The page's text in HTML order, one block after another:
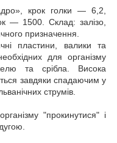
крок голки — 6,2,
— 1500. Склад: залізо,
призначення.
пластини, валики та
для організму
та срібла. Висока
завдяки спадаючим у
струмів.
"прокинутися" і